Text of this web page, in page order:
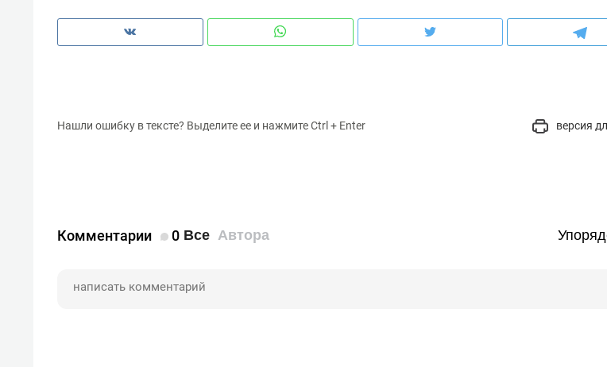
Нашли ошибку в тексте? Выделите ее и нажмите Ctrl + Enter версия
Комментарии 0 Все Автора